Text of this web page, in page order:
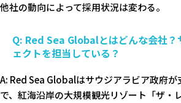
他社の動向によって採用状況は変わる。
Q: Red Sea Globalとはどんな会社？
ェクトを担当している？
A: Red Sea Globalはサウジアラビア政府が
で、紅海沿岸の大規模観光リゾート「ザ・